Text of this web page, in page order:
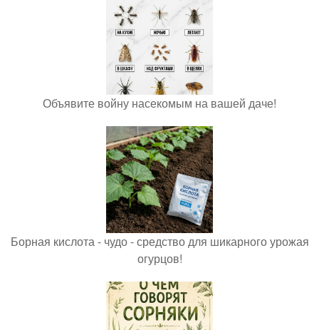
Объявите войну насекомым на вашей даче!
Борная кислота - чудо - средство для шикарного урожая
огурцов!